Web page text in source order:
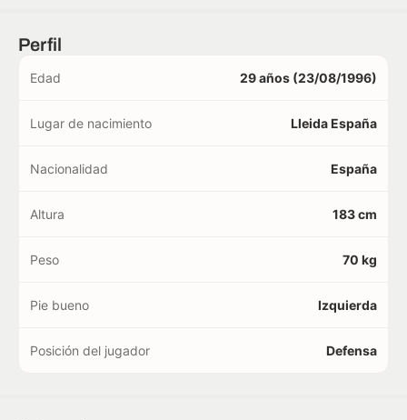
Perfil
Edad 29 años (23/08/1996)
Lugar de nacimiento Lleida España
Nacionalidad España
Altura 183 cm
Peso 70 kg
Pie bueno Izquierda
Posición del jugador Defensa